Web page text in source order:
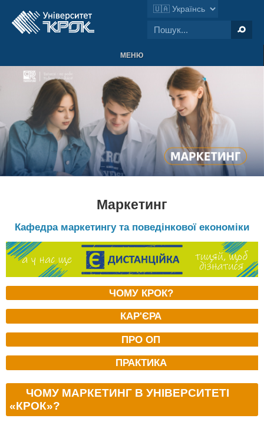
МЕНЮ
Маркетинг
Кафедра маркетингу та поведінкової економіки
ЧОМУ КРОК?
КАР'ЄРА
ПРО ОП
ПРАКТИКА
ЧОМУ МАРКЕТИНГ В УНІВЕРСИТЕТІ
«КРОК»?